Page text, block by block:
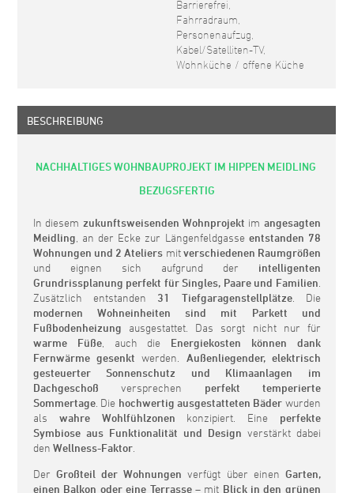
Barrierefrei,
Fahrradraum,
Personenaufzug,
Kabel/Satelliten-TV,
Wohnküche / offene Küche
BESCHREIBUNG
NACHHALTIGES WOHNBAUPROJEKT IM HIPPEN MEIDLING
BEZUGSFERTIG
In diesem zukunftsweisenden Wohnprojekt im angesagten
Meidling , an der Ecke zur Längenfeldgasse entstanden 78
Wohnungen und 2 Ateliers mitverschiedenen Raumgrößen
und eignen sich aufgrund der intelligenten
Grundrissplanung perfekt für Singles, Paare und Familien
Zusätzlich entstanden 31 Tiefgaragenstellplätze. Die
modernen Wohneinheiten sind mit Parkett und
Fußbodenheizung ausgestattet. Das sorgt nicht nur für
warme Füße, auch die Energiekosten können dank
Fernwärme gesenkt werden. Außenliegender, elektrisch
gesteuerter Sonnenschutz und Klimaanlagen im
Dachgeschoßversprechen perfekt temperierte
Sommertage . Die hochwertig ausgestatteten Bäder wurden
als wahre Wohlfühlzonen konzipiert. Eine perfekte
Symbiose aus Funktionalität und Design verstärkt dabei
den Wellness-Faktor
DerGroßteil der Wohnungen verfügt über einen Garten,
einen Balkon oder eine Terrasse– mit Blick in den grünen